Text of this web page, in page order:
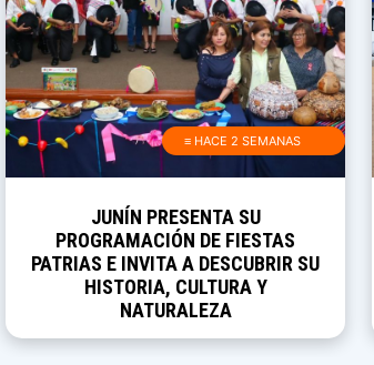
≡ HACE 2 SEMANAS
JUNÍN PRESENTA SU
PROGRAMACIÓN DE FIESTAS
PATRIAS E INVITA A DESCUBRIR SU
HISTORIA, CULTURA Y
NATURALEZA